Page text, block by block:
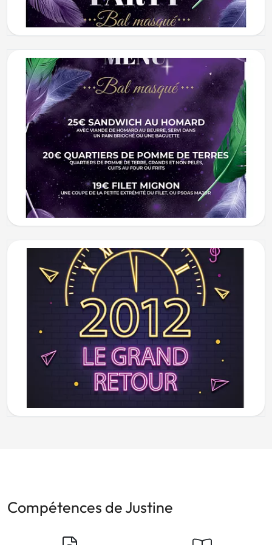
Compétences de Justine